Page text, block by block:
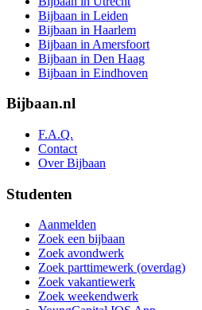
Bijbaan in Leiden
Bijbaan in Haarlem
Bijbaan in Amersfoort
Bijbaan in Den Haag
Bijbaan in Eindhoven
Bijbaan.nl
F.A.Q.
Contact
Over Bijbaan
Studenten
Aanmelden
Zoek een bijbaan
Zoek avondwerk
Zoek parttimewerk (overdag)
Zoek vakantiewerk
Zoek weekendwerk